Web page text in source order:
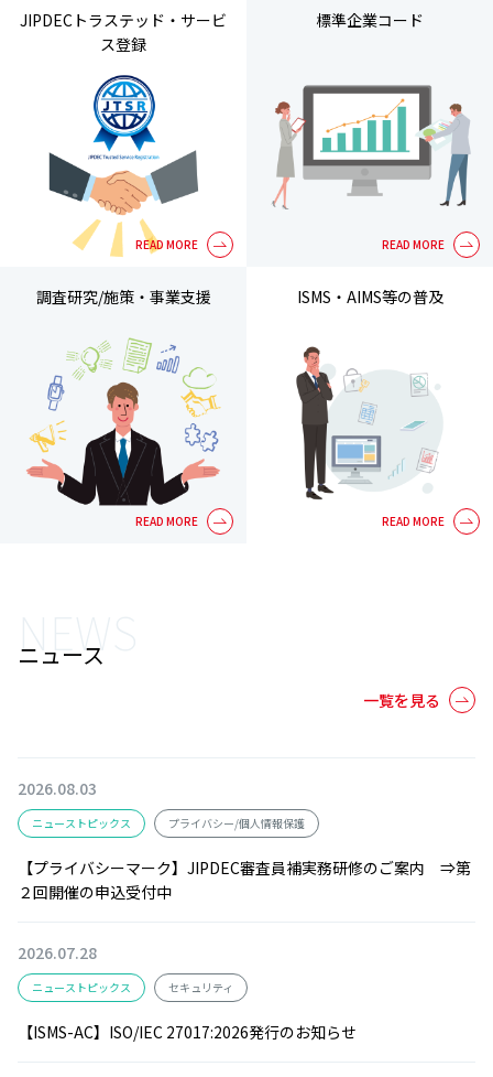
JIPDECトラステッド・サービ
ス登録
標準企業コード
調査研究/施策・事業支援 ISMS・AIMS等の普及
NEWS
ニュース
一覧を見る
ニューストピックス プライバシー/個人情報保護
2026.08.03
【プライバシーマーク】JIPDEC審査員補実務研修のご案内 ⇒第
２回開催の申込受付中
ニューストピックス セキュリティ
2026.07.28
【ISMS-AC】ISO/IEC 27017:2026発行のお知らせ